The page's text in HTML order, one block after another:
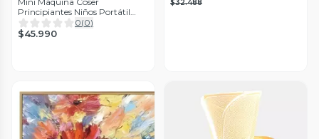
Principiantes Niños Portátil
Hogar Jhn
0(0)
$45.990
$32.488